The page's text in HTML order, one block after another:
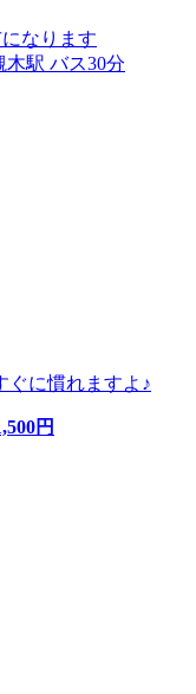
なります
駅 バス30分
ぐに慣れますよ♪
円